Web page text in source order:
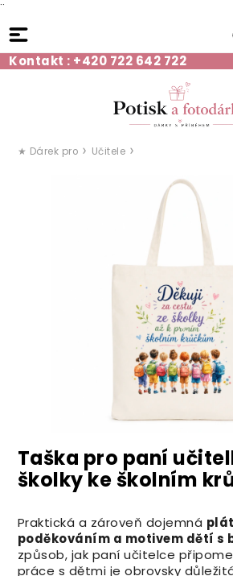
¨
Kontakt : +420 722 642 722
★ Dárek pro Učitele
Taška pro paní
školky ke školním
Praktická a zároveň dojemná
poděkováním a motivem dětí s
způsob, jak paní učitelce
práce s dětmi je obrovsky